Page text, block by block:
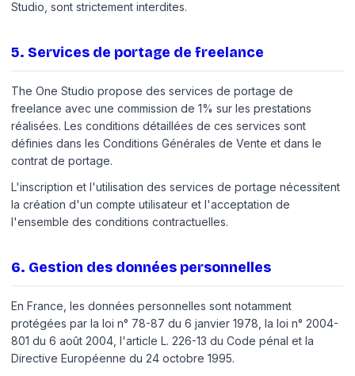
Studio, sont strictement interdites.
5. Services de portage de freelance
The One Studio propose des services de portage de
freelance avec une commission de 1% sur les prestations
réalisées. Les conditions détaillées de ces services sont
définies dans les Conditions Générales de Vente et dans le
contrat de portage.
L'inscription et l'utilisation des services de portage nécessitent
la création d'un compte utilisateur et l'acceptation de
l'ensemble des conditions contractuelles.
6. Gestion des données personnelles
En France, les données personnelles sont notamment
protégées par la loi n° 78-87 du 6 janvier 1978, la loi n° 2004-
801 du 6 août 2004, l'article L. 226-13 du Code pénal et la
Directive Européenne du 24 octobre 1995.